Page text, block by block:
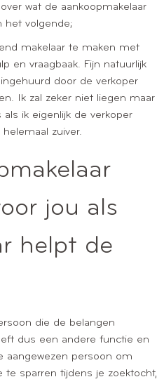
wat de aankoopmakelaar
het volgende;
makelaar te maken met
en vraagbaak. Fijn natuurlijk
door de verkoper
Ik zal zeker niet liegen maar
ik eigenlijk de verkoper
zuiver.
jou als
helpt de
die de belangen
dus een andere functie en
aangewezen persoon om
sparren tijdens je zoektocht,